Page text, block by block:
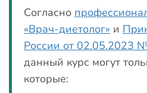
Согласно
«Врач-диетолог» и
России от 02.05.2023
данный курс могут
которые: